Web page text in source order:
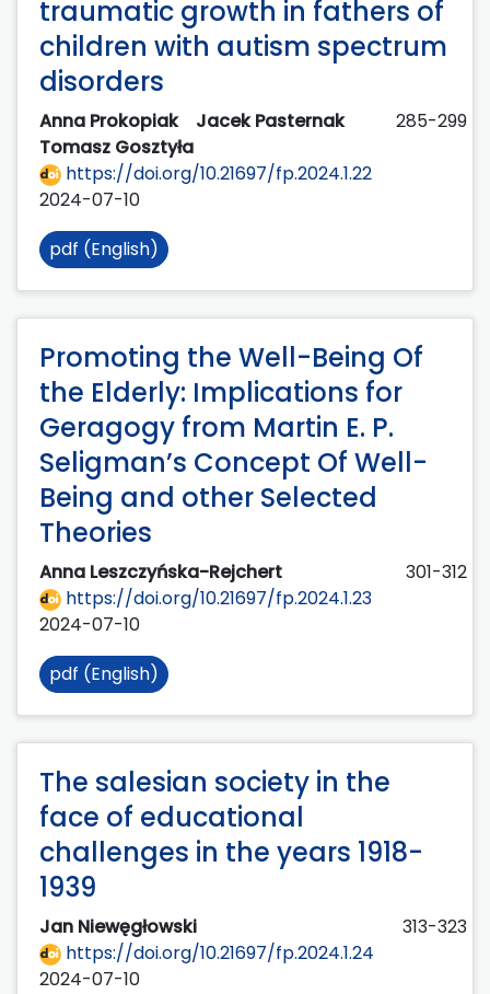
traumatic growth in fathers of
children with autism spectrum
disorders
Anna Prokopiak
Jacek Pasternak
Tomasz Gosztyła
285-299
https://doi.org/10.21697/fp.2024.1.22
2024-07-10
pdf (English)
Promoting the Well-Being Of
the Elderly: Implications for
Geragogy from Martin E. P.
Seligman’s Concept Of Well-
Being and other Selected
Theories
Anna Leszczyńska-Rejchert
301-312
https://doi.org/10.21697/fp.2024.1.23
2024-07-10
pdf (English)
The salesian society in the
face of educational
challenges in the years 1918-
1939
Jan Niewęgłowski
313-323
https://doi.org/10.21697/fp.2024.1.24
2024-07-10